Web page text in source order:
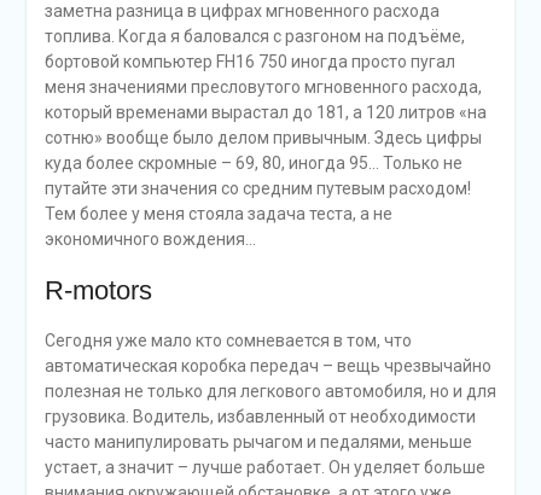
заметна разница в цифрах мгновенного расхода
топлива. Когда я баловался с разгоном на подъёме,
бортовой компьютер FH16 750 иногда просто пугал
меня значениями пресловутого мгновенного расхода,
который временами вырастал до 181, а 120 литров «на
сотню» вообще было делом привычным. Здесь цифры
куда более скромные – 69, 80, иногда 95… Только не
путайте эти значения со средним путевым расходом!
Тем более у меня стояла задача теста, а не
экономичного вождения…
R-motors
Cегодня уже мало кто сомневается в том, что
автоматическая коробка передач – вещь чрезвычайно
полезная не только для легкового автомобиля, но и для
грузовика. Водитель, избавленный от необходимости
часто манипулировать рычагом и педалями, меньше
устает, а значит – лучше работает. Он уделяет больше